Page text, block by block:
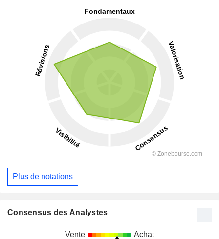
Plus de notations
Consensus des Analystes
Vente Achat